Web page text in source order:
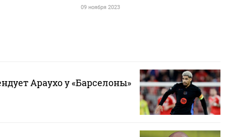
09 ноября 2023
Араухо у «Барселоны»